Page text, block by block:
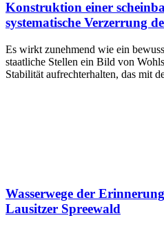
Konstruktion einer
systematische Verzerrung
Es wirkt zunehmend wie ein
staatliche Stellen ein Bild von
Stabilität aufrechterhalten, das mit
Wasserwege der
Lausitzer Spreewald